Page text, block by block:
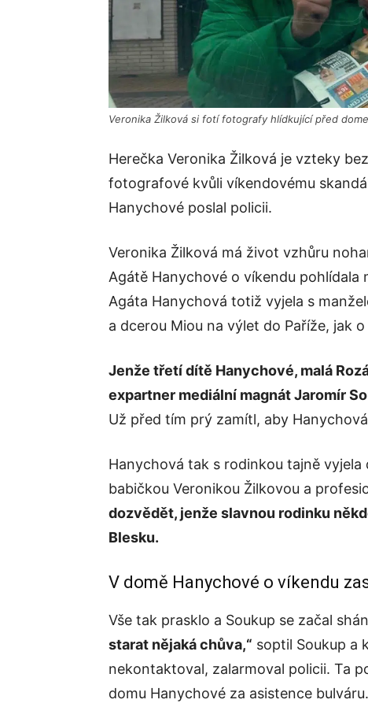
Veronika Žilková si fotí fotografy hlídkující před
Herečka Veronika Žilková je vzteky
fotografové kvůli víkendovému
Hanychové poslal policii.
Veronika Žilková má život vzhůru
Agátě Hanychové o víkendu pohlídala
Agáta Hanychová totiž vyjela s
a dcerou Miou na výlet do Paříže, jak
Jenže třetí dítě Hanychové, malá
expartner mediální magnát Jaromír
Už před tím prý zamítl, aby
Hanychová tak s rodinkou tajně vyjela
babičkou Veronikou Žilkovou a
dozvědět, jenže slavnou rodinku
Blesku.
V domě Hanychové o víkendu
Vše tak prasklo a Soukup se začal
starat nějaká chůva,“ soptil Soukup a
nekontaktoval, zalarmoval policii. Ta
domu Hanychové za asistence bulváru.